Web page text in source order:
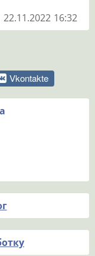
22.11.2022 16:32
Vkontakte